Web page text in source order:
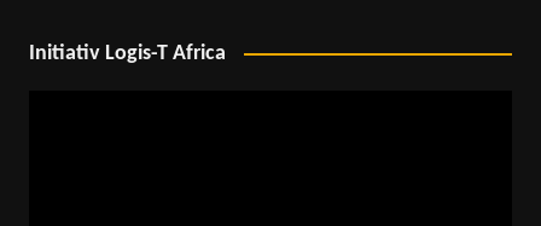
Initiativ Logis-T Africa